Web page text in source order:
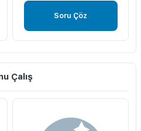
Soru Çöz
Çalış